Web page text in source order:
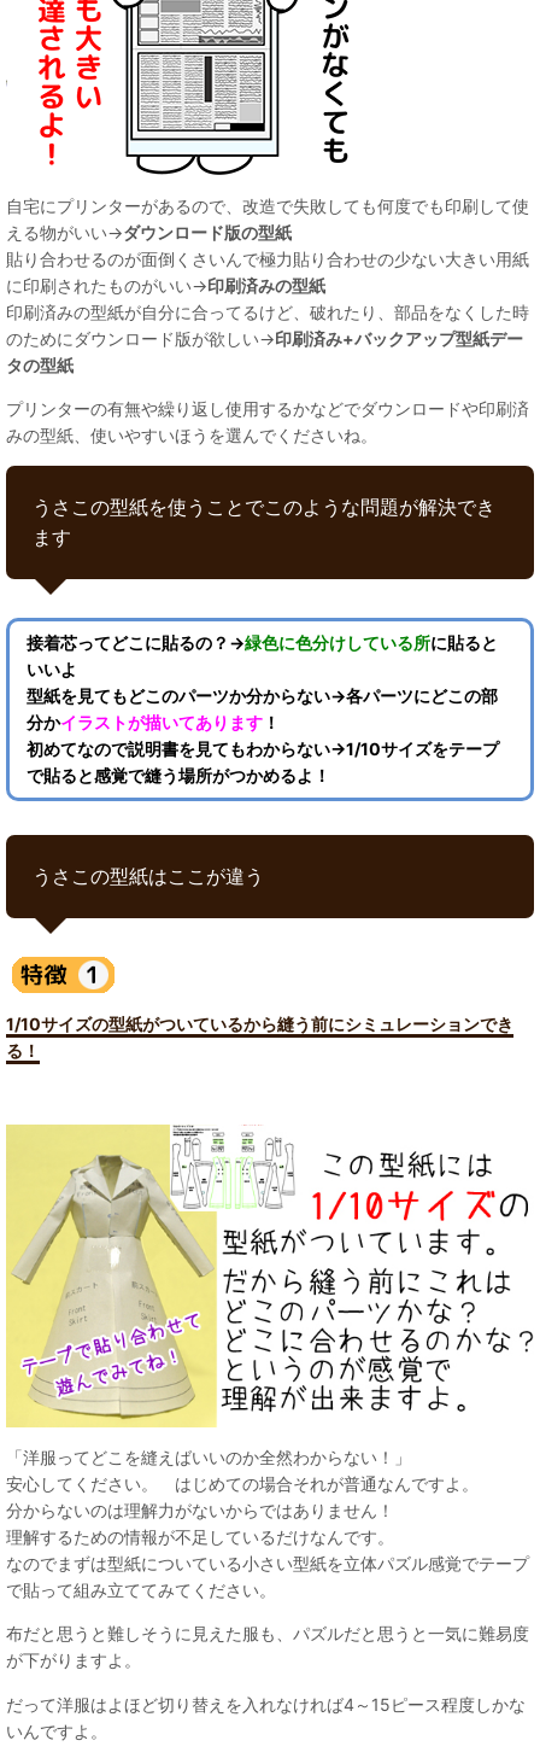
自宅にプリンターがあるので、改造で失敗しても何度でも印刷して使
える物がいい→ダウンロード版の型紙
貼り合わせるのが面倒くさいんで極力貼り合わせの少ない大きい用紙
に印刷されたものがいい→印刷済みの型紙
印刷済みの型紙が自分に合ってるけど、破れたり、部品をなくした時
のためにダウンロード版が欲しい→印刷済み+バックアップ型紙デー
タの型紙
プリンターの有無や繰り返し使用するかなどでダウンロードや印刷済
みの型紙、使いやすいほうを選んでくださいね。
うさこの型紙を使うことでこのような問題が解決でき
ます
接着芯ってどこに貼るの？→緑色に色分けしている所に貼ると
いいよ
型紙を見てもどこのパーツか分からない→各パーツにどこの部
分かイラストが描いてあります ！
初めてなので説明書を見てもわからない→1/10サイズをテープ
で貼ると感覚で縫う場所がつかめるよ！
うさこの型紙はここが違う
1/10サイズの型紙がついているから縫う前にシミュレーションでき
る！
「洋服ってどこを縫えばいいのか全然わからない！」
安心してください。 はじめての場合それが普通なんですよ。
分からないのは理解力がないからではありません！
理解するための情報が不足しているだけなんです。
なのでまずは型紙についている小さい型紙を立体パズル感覚でテープ
で貼って組み立ててみてください。
布だと思うと難しそうに見えた服も、パズルだと思うと一気に難易度
が下がりますよ。
だって洋服はよほど切り替えを入れなければ4～15ピース程度しかな
いんですよ。